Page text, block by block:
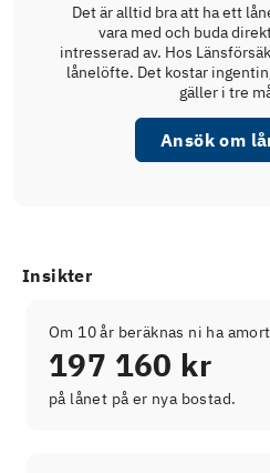
Det är alltid bra att ha ett
vara med och buda
intresserad av. Hos
lånelöfte. Det kostar
gäller i tre
Ansök om
Insikter
Om 10 år beräknas ni ha
197 160 kr
på lånet på er nya bostad.